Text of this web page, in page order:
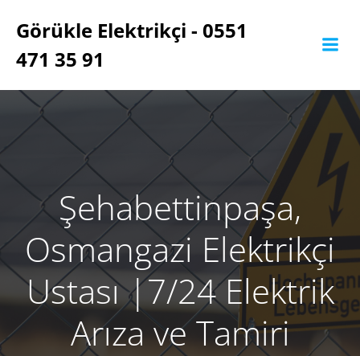
geç
Görükle Elektrikçi - 0551
471 35 91
Şehabettinpaşa,
Osmangazi Elektrikçi
Ustası ‎|7/24 Elektrik
Arıza ve Tamiri